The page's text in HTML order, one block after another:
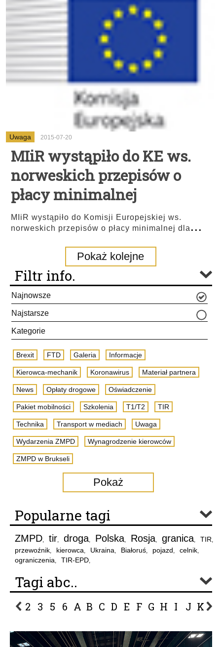
Uwaga 2015-07-20
MIiR wystąpiło do KE ws.
norweskich przepisów o
płacy minimalnej
MIiR wystąpiło do Komisji Europejskiej ws.
norweskich przepisów o płacy minimalnej dla...
Pokaż kolejne
Filtr info.
Najnowsze
Najstarsze
Kategorie
Brexit FTD Galeria Informacje
Kierowca-mechanik Koronawirus Materiał partnera
News Opłaty drogowe Oświadczenie
Pakiet mobilności Szkolenia T1/T2 TIR
Technika Transport w mediach Uwaga
Wydarzenia ZMPD Wynagrodzenie kierowców
ZMPD w Brukseli
Pokaż
Popularne tagi
ZMPD, tir, droga, Polska, Rosja, granica, TIR,
przewoźnik, kierowca, Ukraina, Białoruś, pojazd, celnik,
ograniczenia, TIR-EPD,
Tagi abc..
2 3 5 6 A B C D E F G H I J K L